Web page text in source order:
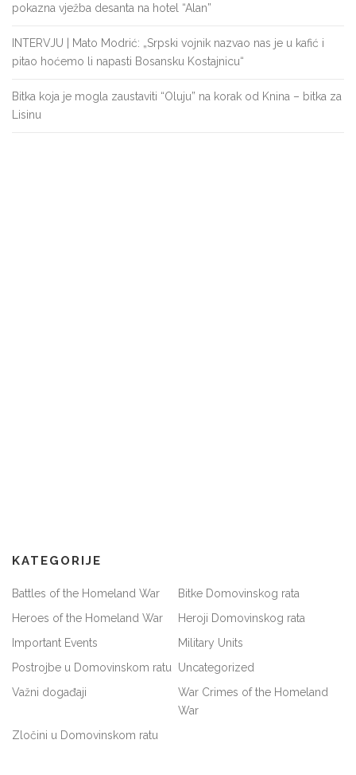
pokazna vježba desanta na hotel “Alan”
INTERVJU | Mato Modrić: „Srpski vojnik nazvao nas je u kafić i
pitao hoćemo li napasti Bosansku Kostajnicu“
Bitka koja je mogla zaustaviti “Oluju” na korak od Knina – bitka za
Lisinu
KATEGORIJE
Battles of the Homeland War
Bitke Domovinskog rata
Heroes of the Homeland War
Heroji Domovinskog rata
Important Events
Military Units
Postrojbe u Domovinskom ratu
Uncategorized
Važni događaji
War Crimes of the Homeland
War
Zločini u Domovinskom ratu